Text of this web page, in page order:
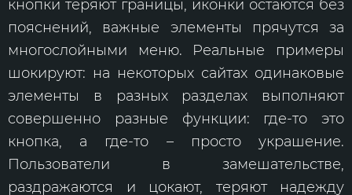
кнопки теряют границы, иконки остаются без
пояснений, важные элементы прячутся за
многослойными меню. Реальные примеры
шокируют: на некоторых сайтах одинаковые
элементы в разных разделах выполняют
совершенно разные функции: где-то это
кнопка, а где-то – просто украшение.
Пользователи в замешательстве,
раздражаются и цокают, теряют надежду